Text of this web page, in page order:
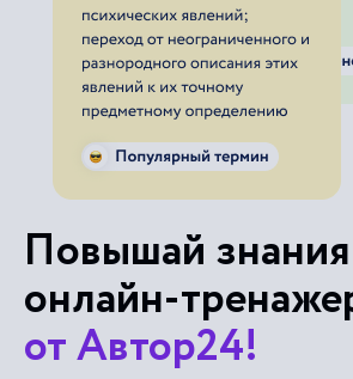
Повышай
онлайн-
от Автор24!